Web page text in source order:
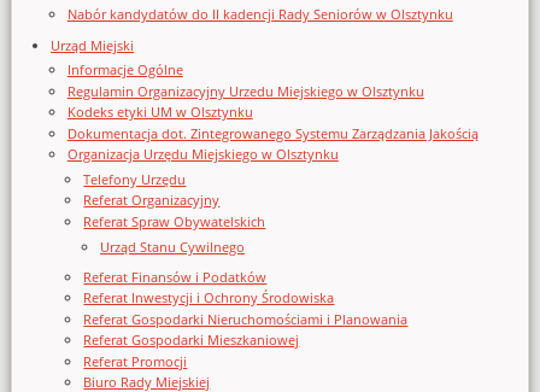
Nabór kandydatów do II kadencji Rady Seniorów w Olsztynku
Urząd Miejski
Informacje Ogólne
Regulamin Organizacyjny Urzedu Miejskiego w Olsztynku
Kodeks etyki UM w Olsztynku
Dokumentacja dot. Zintegrowanego Systemu Zarządzania Jakością
Organizacja Urzędu Miejskiego w Olsztynku
Telefony Urzędu
Referat Organizacyjny
Referat Spraw Obywatelskich
Urząd Stanu Cywilnego
Referat Finansów i Podatków
Referat Inwestycji i Ochrony Środowiska
Referat Gospodarki Nieruchomościami i Planowania
Referat Gospodarki Mieszkaniowej
Referat Promocji
Biuro Rady Miejskiej